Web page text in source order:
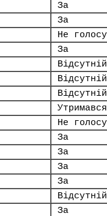
За
За
Не
За
Відсутній
Відсутній
Відсутній
Утримався
Не
За
За
За
За
Відсутній
За